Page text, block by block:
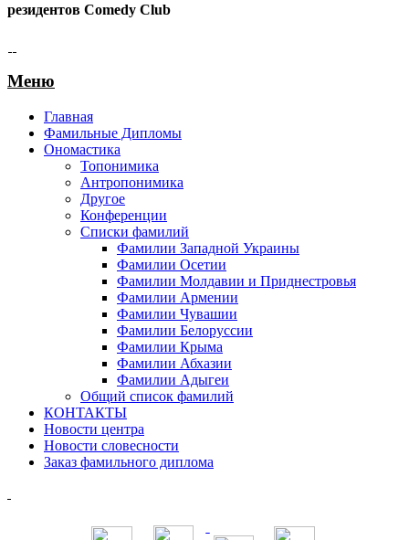
резидентов Comedy Club
Меню
Главная
Фамильные Дипломы
Ономастика
Топонимика
Антропонимика
Другое
Конференции
Списки фамилий
Фамилии Западной Украины
Фамилии Осетии
Фамилии Молдавии и Приднестровья
Фамилии Армении
Фамилии Чувашии
Фамилии Белоруссии
Фамилии Крыма
Фамилии Абхазии
Фамилии Адыгеи
Общий список фамилий
КОНТАКТЫ
Новости центра
Новости словесности
Заказ фамильного диплома